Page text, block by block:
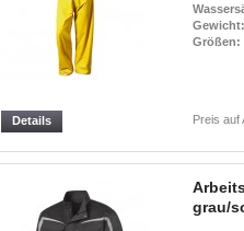
Gewicht:
Größen:
Preis auf
Details
grau/